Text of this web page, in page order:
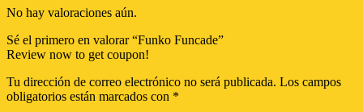
No hay valoraciones aún.
Sé el primero en valorar “Funko Funcade”
Review now to get coupon!
Tu dirección de correo electrónico no será publicada. Los campos
obligatorios están marcados con *